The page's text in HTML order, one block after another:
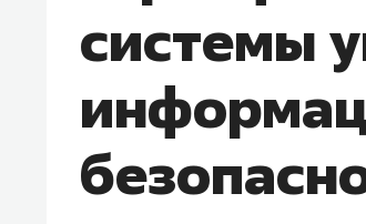
системы
чем интересен